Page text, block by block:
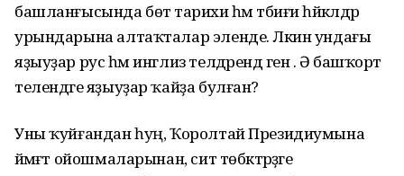
башланғысында бөтә тарихи һәм тәбиғи һәйкәлдәр
урындарына алтаҡталар эленде. Ләкин ундағы
яҙыуҙар рус һәм инглиз телдәрендә генә . Ә башҡорт
телендәге яҙыуҙар ҡайҙа булған?
Уны ҡуйғандан һуң, Ҡоролтай Президиумына
йәмәғәт ойошмаларынан, сит төбәктәрҙәге